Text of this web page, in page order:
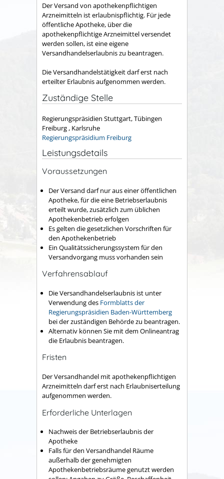
Der Versand von apothekenpflichtigen
Arzneimitteln ist erlaubnispflichtig. Für jede
öffentliche Apotheke, über die
apothekenpflichtige Arzneimittel versendet
werden sollen, ist eine eigene
Versandhandelserlaubnis zu beantragen.
Die Versandhandelstätigkeit darf erst nach
erteilter Erlaubnis aufgenommen werden.
Zuständige Stelle
Regierungspräsidien Stuttgart, Tübingen
Freiburg , Karlsruhe
Regierungspräsidium Freiburg
Leistungsdetails
Voraussetzungen
Der Versand darf nur aus einer öffentlichen
Apotheke, für die eine Betriebserlaubnis
erteilt wurde, zusätzlich zum üblichen
Apothekenbetrieb erfolgen
Es gelten die gesetzlichen Vorschriften für
den Apothekenbetrieb
Ein Qualitätssicherungssystem für den
Versandvorgang muss vorhanden sein
Verfahrensablauf
Die Versandhandelserlaubnis ist unter
Verwendung des Formblatts der
Regierungspräsidien Baden-Württemberg
bei der zuständigen Behörde zu beantragen.
Alternativ können Sie mit dem Onlineantrag
die Erlaubnis beantragen.
Fristen
Der Versandhandel mit apothekenpflichtigen
Arzneimitteln darf erst nach Erlaubniserteilung
aufgenommen werden.
Erforderliche Unterlagen
Nachweis der Betriebserlaubnis der
Apotheke
Falls für den Versandhandel Räume
außerhalb der genehmigten
Apothekenbetriebsräume genutzt werden